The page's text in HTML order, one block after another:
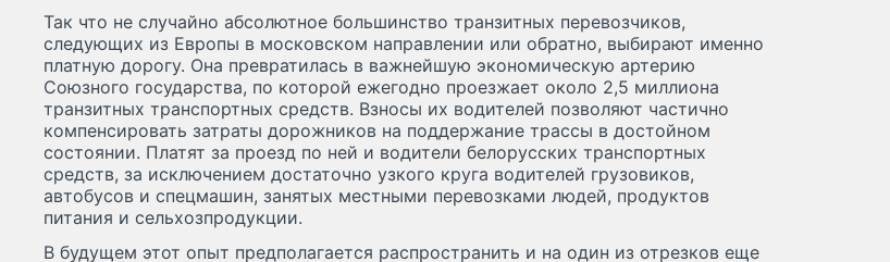
Так что не случайно абсолютное большинство транзитных перевозчиков,
следующих из Европы в московском направлении или обратно, выбирают именно
платную дорогу. Она превратилась в важнейшую экономическую артерию
Союзного государства, по которой ежегодно проезжает около 2,5 миллиона
транзитных транспортных средств. Взносы их водителей позволяют частично
компенсировать затраты дорожников на поддержание трассы в достойном
состоянии. Платят за проезд по ней и водители белорусских транспортных
средств, за исключением достаточно узкого круга водителей грузовиков,
автобусов и спецмашин, занятых местными перевозками людей, продуктов
питания и сельхозпродукции.
В будущем этот опыт предполагается распространить и на один из отрезков еще